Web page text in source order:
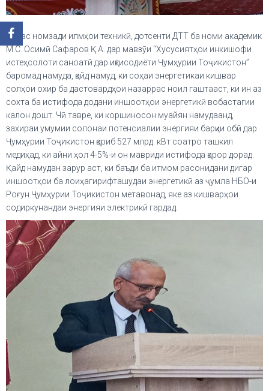
Сипас номзади илмҳои техникӣ, дотсенти ДТТ ба номи академик
М.С. Осимӣ Сафаров Қ.А. дар мавзӯи “Хусусиятҳои инкишофи
истеҳсолоти саноатӣ дар иқтисодиёти Ҷумҳурии Тоҷикистон”
баромад намуда, қайд намуд, ки соҳаи энергетикаи кишвар
солҳои охир ба дастовардҳои назаррас ноил гаштааст, ки ин аз
сохта ба истифода додани иншоотҳои энергетикӣ вобастагии
калон дошт. Чӣ тавре, ки коршиносон муайян намудаанд,
захираи умумии солонаи потенсиалии энергияи барқии обӣ дар
Ҷумҳурии Тоҷикистон қариб 527 млрд. кВт соатро ташкил
медиҳад, ки айни ҳол 4-5%-и он мавриди истифода қарор дорад.
Қайд намудан зарур аст, ки баъди ба итмом расонидани дигар
иншоотҳои ба лоиҳагирифташудаи энергетикӣ аз ҷумла НБО-и
Роғун Ҷумҳурии Тоҷикистон метавонад, яке аз кишварҳои
содиркунандаи энергияи электрикӣ гардад.